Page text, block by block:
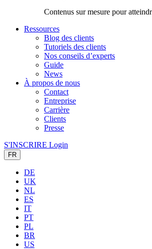
Contenus sur mesure pour
Ressources
Blog des clients
Tutoriels des clients
Nos conseils d’experts
Guide
News
À propos de nous
Contact
Entreprise
Carrière
Clients
Presse
S'INSCRIRE Login
FR
DE
UK
NL
ES
IT
PT
PL
BR
US